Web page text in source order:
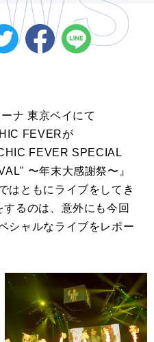
ナ 東京ベイにて
FEVERが
FEVER SPECIAL
〜年末大感謝祭〜』
はともにライブをしてき
るのは、意外にも今回
シャルなライブをレポー